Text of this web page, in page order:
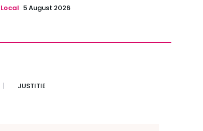
Local 5 August 2026
JUSTITIE